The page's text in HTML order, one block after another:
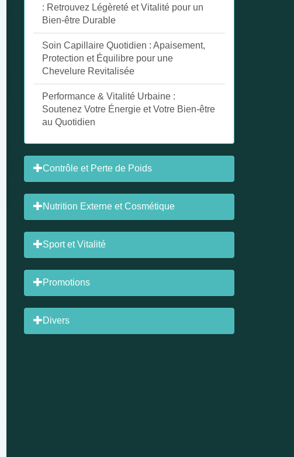
: Retrouvez Légèreté et Vitalité pour un
Bien-être Durable
Soin Capillaire Quotidien : Apaisement,
Protection et Équilibre pour une
Chevelure Revitalisée
Performance & Vitalité Urbaine :
Soutenez Votre Énergie et Votre Bien-être
au Quotidien
Contrôle et Perte de Poids
Nutrition Externe et Cosmétique
Sport et Vitalité
Promotions
Divers